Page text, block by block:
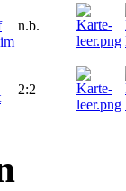
n.b.
2:2